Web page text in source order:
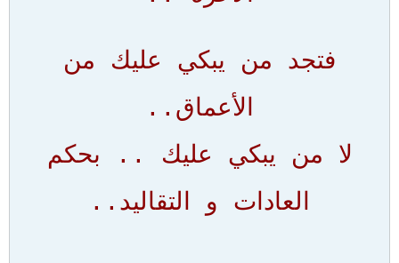
فتجد من يبكي عليك من
الأعماق..
لا من يبكي عليك .. بحكم
العادات و التقاليد..